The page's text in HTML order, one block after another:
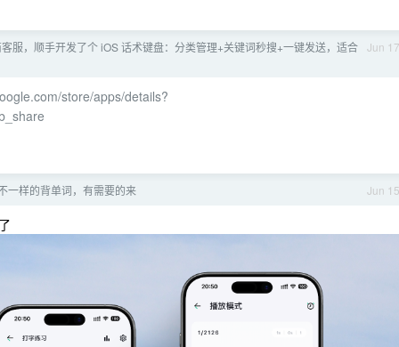
Jun 17
服，顺手开发了个 iOS 话术键盘：分类管理+关键词秒搜+一键发送，适合
store/apps/details?
Jun 15
一样的背单词，有需要的来